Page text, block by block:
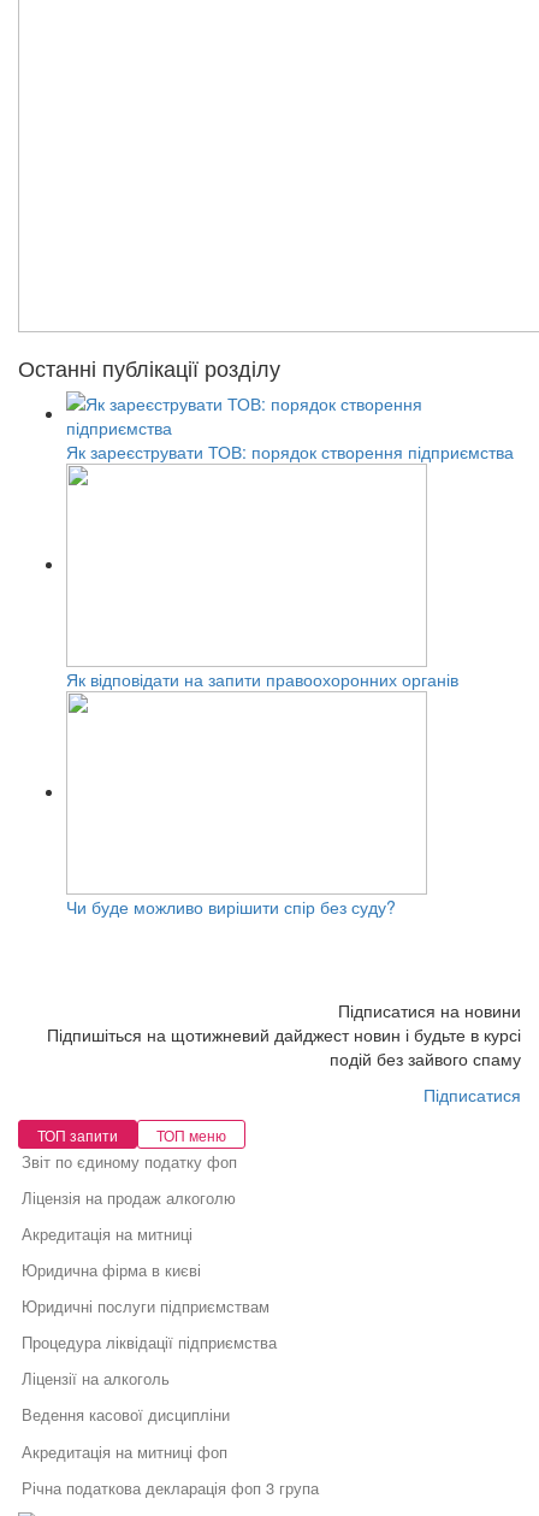
Останні публікації розділу
Як зареєструвати ТОВ: порядок створення підприємства
Як відповідати на запити правоохоронних органів
Чи буде можливо вирішити спір без суду?
Підписатися на новини
Підпишіться на щотижневий дайджест новин і будьте в курсі
подій без зайвого спаму
Підписатися
ТОП запити ТОП меню
Звіт по єдиному податку фоп
Ліцензія на продаж алкоголю
Акредитація на митниці
Юридична фірма в києві
Юридичні послуги підприємствам
Процедура ліквідації підприємства
Ліцензії на алкоголь
Ведення касової дисципліни
Акредитація на митниці фоп
Річна податкова декларація фоп 3 група